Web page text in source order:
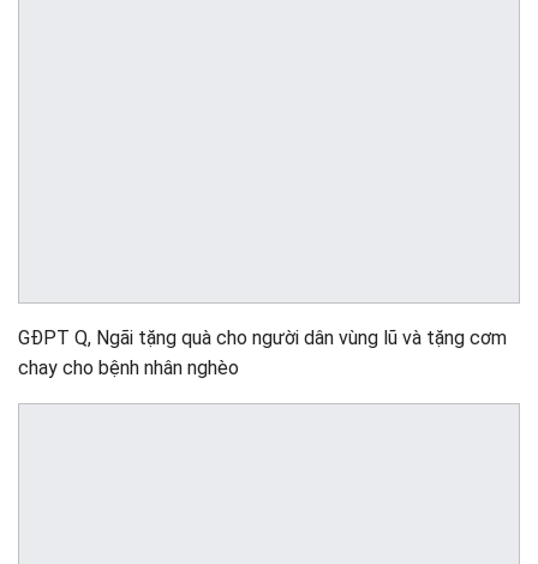
GĐPT Q, Ngãi tặng quà cho người dân vùng lũ và tặng cơm
chay cho bệnh nhân nghèo